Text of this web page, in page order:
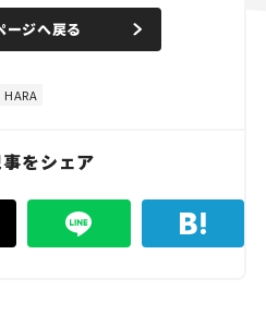
n
e
d
%
ージへ戻る
をシェア